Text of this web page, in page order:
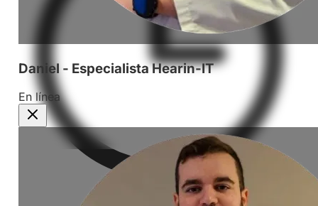
Daniel - Especialista Hearin-IT
En línea